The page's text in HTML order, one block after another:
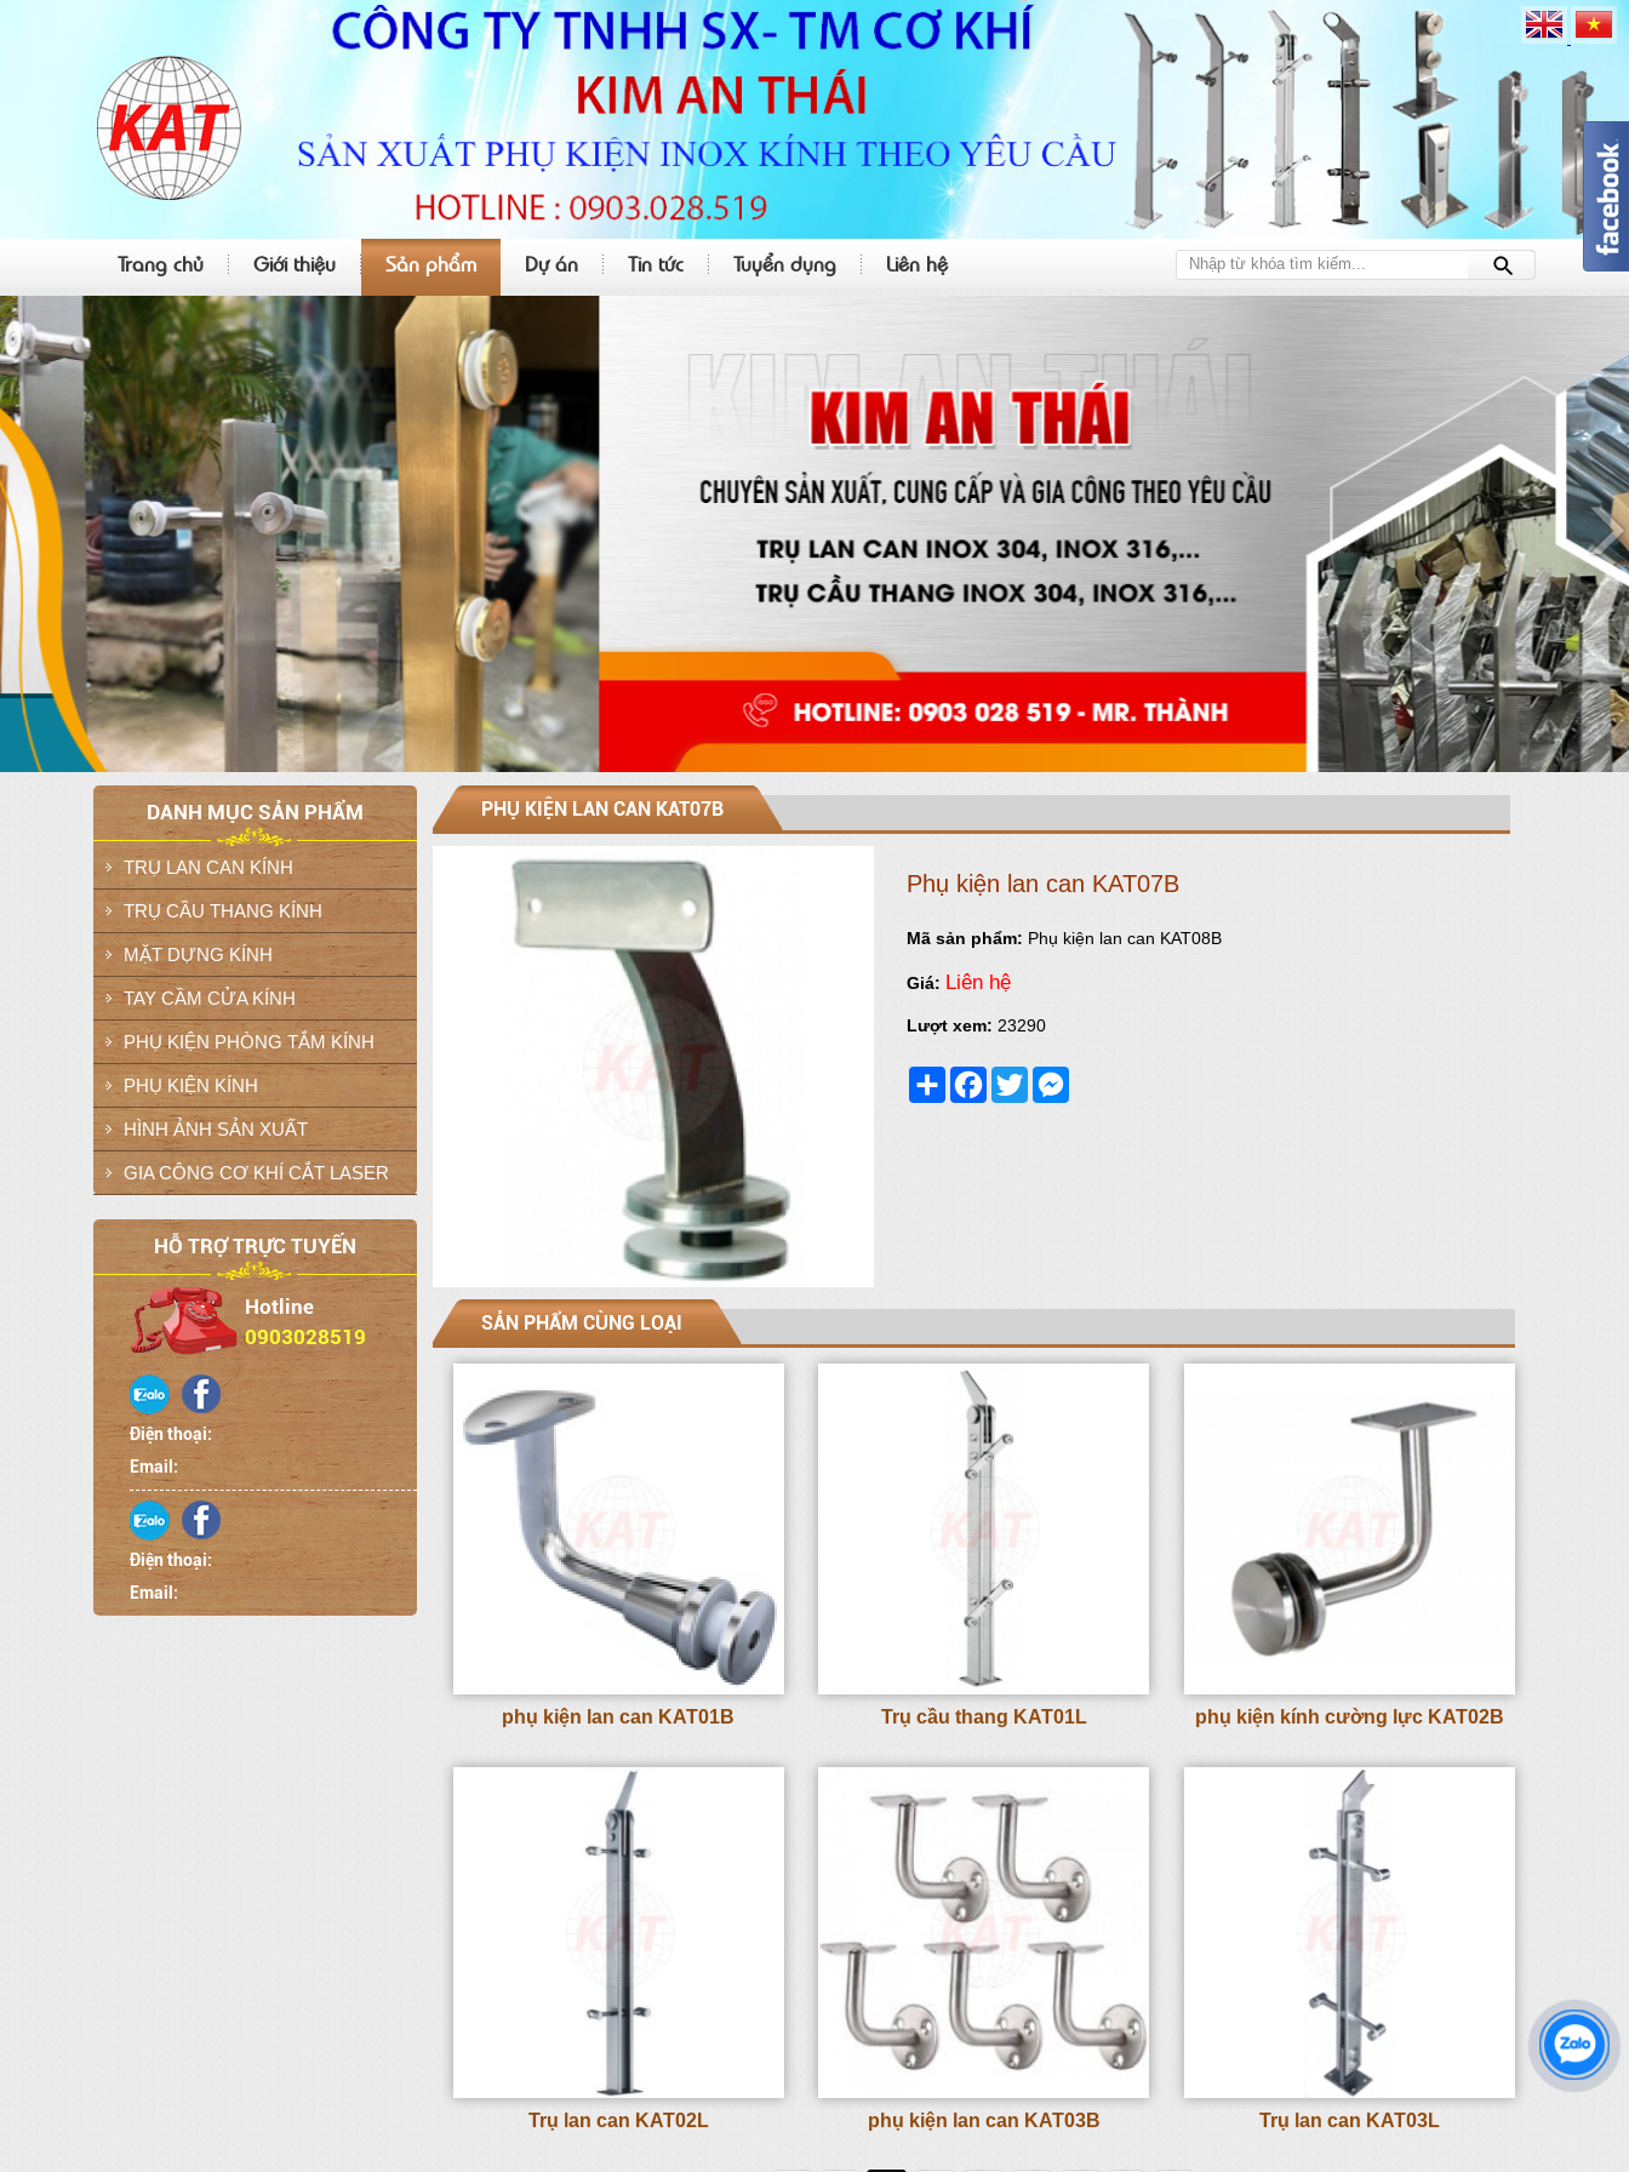
Trang chủ Giới thiệu Sản phẩm Dự án Tin tức Tuyển dụng Liên hệ
DANH MỤC SẢN PHẨM
TRỤ LAN CAN KÍNH
TRỤ CẦU THANG KÍNH
MẶT DỰNG KÍNH
TAY CẦM CỬA KÍNH
PHỤ KIỆN PHÒNG TẮM KÍNH
PHỤ KIỆN KÍNH
HÌNH ẢNH SẢN XUẤT
GIA CÔNG CƠ KHÍ CẮT LASER
HỖ TRỢ TRỰC TUYẾN
Hotline
0903028519
Điện thoại:
Email:
Điện thoại:
Email:
PHỤ KIỆN LAN CAN KAT07B
Phụ kiện lan can KAT07B
Mã sản phẩm: Phụ kiện lan can KAT08B
Giá: Liên hệ
Lượt xem: 23290
ShareFacebook
Twitter
SẢN PHẨM CÙNG LOẠI
phụ kiện lan can KAT01B Trụ cầu thang KAT01L phụ kiện kính cường lực KAT02B
Trụ lan can KAT02L phụ kiện lan can KAT03B Trụ lan can KAT03L